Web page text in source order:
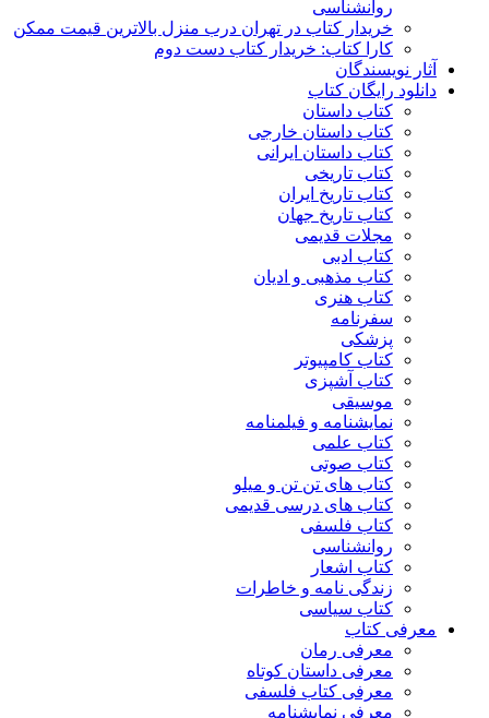
روانشناسی
خریدار کتاب در تهران درب منزل بالاترین قیمت ممکن
کارا کتاب: خریدار کتاب دست دوم
آثار نویسندگان
دانلود رایگان کتاب
کتاب داستان
کتاب داستان خارجی
کتاب داستان ایرانی
کتاب تاریخی
کتاب تاریخ ایران
کتاب تاریخ جهان
مجلات قدیمی
کتاب ادبی
کتاب مذهبی و ادیان
کتاب هنری
سفرنامه
پزشکی
کتاب کامپیوتر
کتاب آشپزی
موسیقی
نمایشنامه و فیلمنامه
کتاب علمی
کتاب صوتی
کتاب های تن تن و میلو
کتاب های درسی قدیمی
کتاب فلسفی
روانشناسی
کتاب اشعار
زندگی نامه و خاطرات
کتاب سیاسی
معرفی کتاب
معرفی رمان
معرفی داستان کوتاه
معرفی کتاب فلسفی
معرفی نمایشنامه